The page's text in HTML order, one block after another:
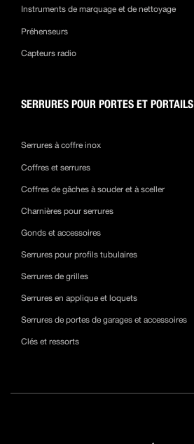
Instruments de marquage et de nettoyage
Préhenseurs
Capteurs radio
SERRURES POUR PORTES ET PORTAILS
Serrures à coffre inox
Coffres et serrures
Coffres de gâches à souder et à sceller
Charnières pour serrures
Gonds et accessoires
Serrures pour profils tubulaires
Serrures de grilles
Serrures en applique et loquets
Serrures de portes de garages et accessoires
Clés et ressorts